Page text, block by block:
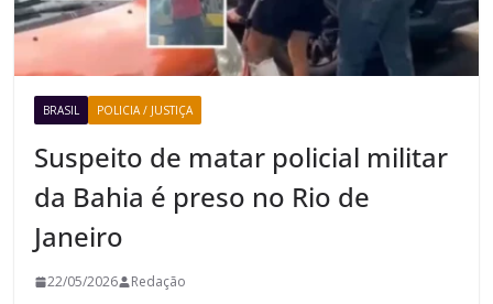
BRASIL POLICIA / JUSTIÇA
Suspeito de matar policial militar
da Bahia é preso no Rio de
Janeiro
22/05/2026 Redação